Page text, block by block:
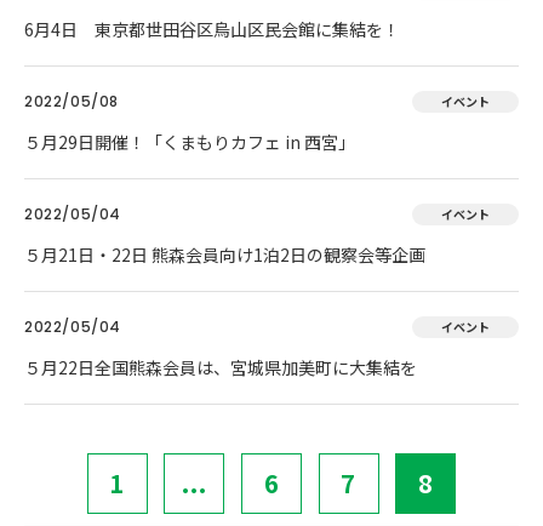
6月4日 東京都世田谷区烏山区民会館に集結を！
2022/05/08 イベント
５月29日開催！「くまもりカフェ in 西宮」
2022/05/04 イベント
５月21日・22日 熊森会員向け1泊2日の観察会等企画
2022/05/04 イベント
５月22日全国熊森会員は、宮城県加美町に大集結を
1 ... 6 7 8